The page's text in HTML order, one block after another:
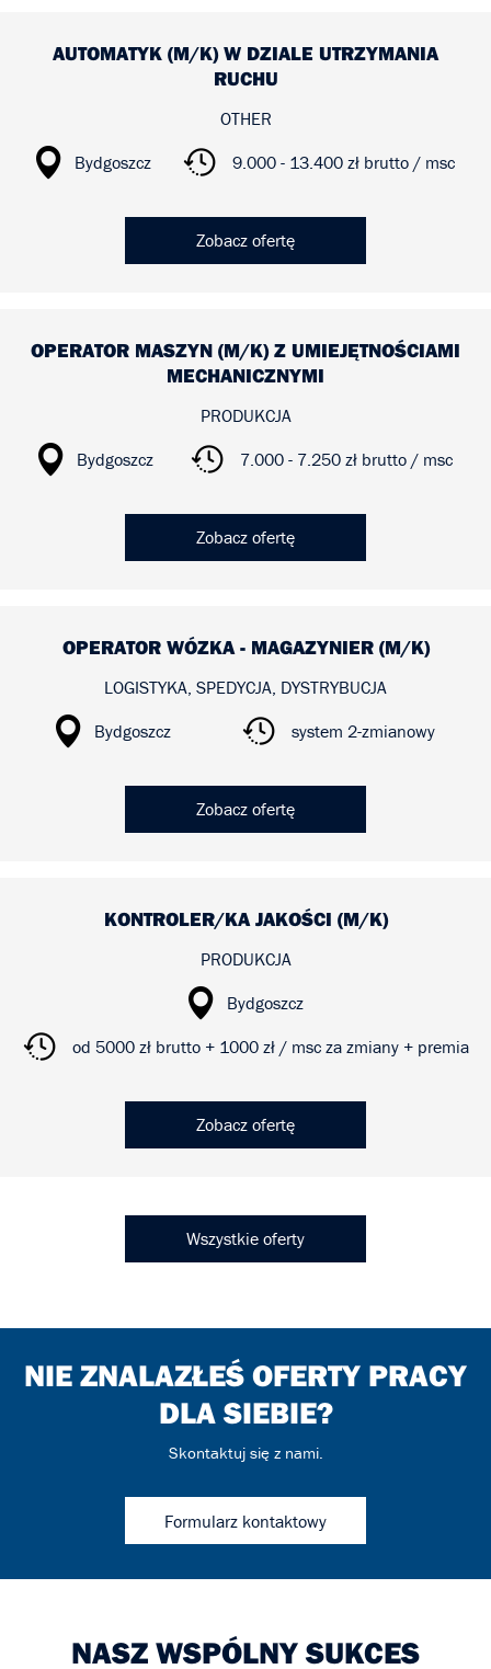
AUTOMATYK (M/K) W DZIALE UTRZYMANIA
RUCHU
OTHER
Bydgoszcz
9.000 - 13.400 zł brutto / msc
Zobacz ofertę
OPERATOR MASZYN (M/K) Z UMIEJĘTNOŚCIAMI
MECHANICZNYMI
PRODUKCJA
Bydgoszcz
7.000 - 7.250 zł brutto / msc
Zobacz ofertę
OPERATOR WÓZKA - MAGAZYNIER (M/K)
LOGISTYKA, SPEDYCJA, DYSTRYBUCJA
Bydgoszcz
system 2-zmianowy
Zobacz ofertę
KONTROLER/KA JAKOŚCI (M/K)
PRODUKCJA
Bydgoszcz
od 5000 zł brutto + 1000 zł / msc za zmiany + premia
Zobacz ofertę
Wszystkie oferty
NIE ZNALAZŁEŚ OFERTY PRACY
DLA SIEBIE?
Skontaktuj się z nami.
Formularz kontaktowy
NASZ WSPÓLNY SUKCES